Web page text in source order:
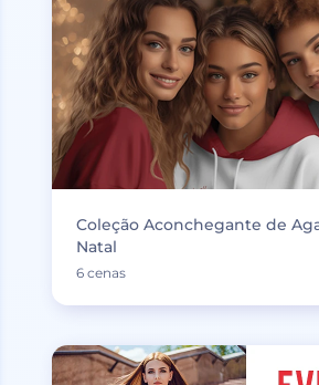
Coleção Aconchegante de
Natal
6 cenas